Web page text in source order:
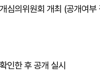
심의위원회 개최 (공개여부
인한 후 공개 실시